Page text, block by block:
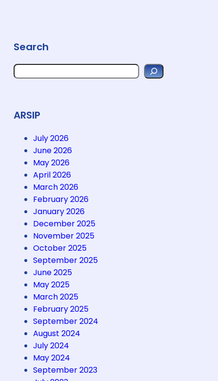
n
g
B
e
r
s
a
m
a
A
y
a
h
Search
S
e
h
ARSIP
July 2026
June 2026
May 2026
April 2026
March 2026
February 2026
January 2026
December 2025
November 2025
October 2025
September 2025
June 2025
May 2025
March 2025
February 2025
September 2024
August 2024
July 2024
May 2024
September 2023